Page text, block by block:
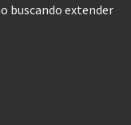
buscando extender